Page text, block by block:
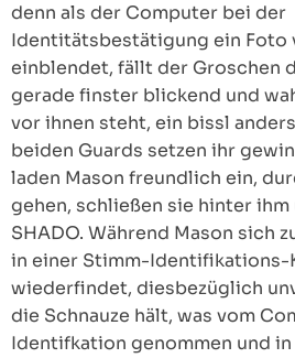
denn als der Computer bei der
Identitätsbestätigung ein Foto
einblendet, fällt der Groschen
gerade finster blickend und
vor ihnen steht, ein bissl
beiden Guards setzen ihr
laden Mason freundlich ein,
gehen, schließen sie hinter ihm
SHADO. Während Mason sich
in einer Stimm-Identifikations-
wiederfindet, diesbezüglich
die Schnauze hält, was vom
Identifkation genommen und in